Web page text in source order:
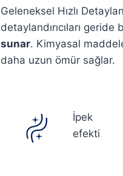
Geleneksel Hızlı
detaylandırıcıları geride
sunar. Kimyasal
daha uzun ömür sağlar.
İpek
efekti